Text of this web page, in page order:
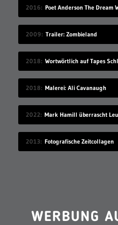
2016 Poet Anderson The Dream
2009 Trailer: Zombieland
2018 Wortwörtlich auf Tapes
2018 Malerei: Ali Cavanaugh
2022
2013 Fotografische Zeitcollagen
WERBUNG